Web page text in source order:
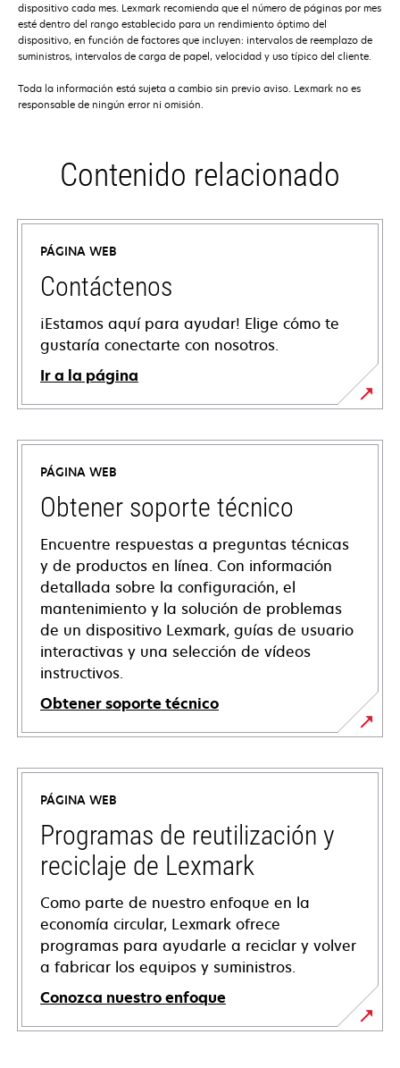
dispositivo cada mes. Lexmark recomienda que el número de páginas por mes
esté dentro del rango establecido para un rendimiento óptimo del
dispositivo, en función de factores que incluyen: intervalos de reemplazo de
suministros, intervalos de carga de papel, velocidad y uso típico del cliente.
Toda la información está sujeta a cambio sin previo aviso. Lexmark no es
responsable de ningún error ni omisión.
Contenido relacionado
PÁGINA WEB
Contáctenos
¡Estamos aquí para ayudar! Elige cómo te
gustaría conectarte con nosotros.
Ir a la página
PÁGINA WEB
Obtener soporte técnico
Encuentre respuestas a preguntas técnicas
y de productos en línea. Con información
detallada sobre la configuración, el
mantenimiento y la solución de problemas
de un dispositivo Lexmark, guías de usuario
interactivas y una selección de vídeos
instructivos.
Obtener soporte técnico
se
abre
una
pestaña
nueva
PÁGINA WEB
Programas de reutilización y
reciclaje de Lexmark
Como parte de nuestro enfoque en la
economía circular, Lexmark ofrece
programas para ayudarle a reciclar y volver
a fabricar los equipos y suministros.
Conozca nuestro enfoque